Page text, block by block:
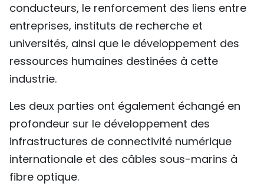
conducteurs, le renforcement des liens entre
entreprises, instituts de recherche et
universités, ainsi que le développement des
ressources humaines destinées à cette
industrie.
Les deux parties ont également échangé en
profondeur sur le développement des
infrastructures de connectivité numérique
internationale et des câbles sous-marins à
fibre optique.